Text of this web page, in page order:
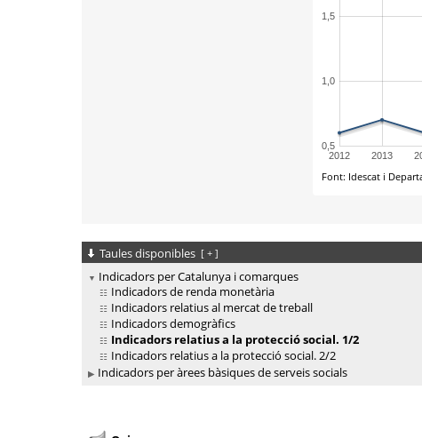
Taules disponibles [ + ]
Indicadors per Catalunya i comarques
Indicadors de renda monetària
Indicadors relatius al mercat de treball
Indicadors demogràfics
Indicadors relatius a la protecció social. 1/2
Indicadors relatius a la protecció social. 2/2
Indicadors per àrees bàsiques de serveis socials